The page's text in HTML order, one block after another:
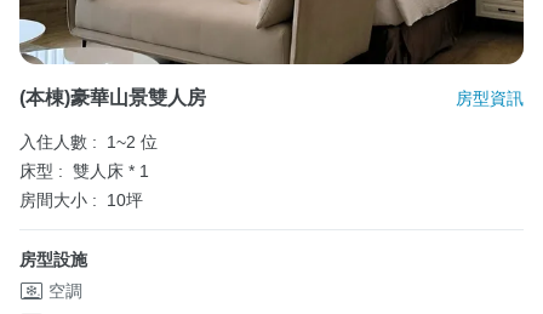
(本棟)豪華山景雙人房 房型資訊
入住人數 :
1~2 位
床型 : 雙人床 * 1
房間大小 :
10坪
房型設施
空調